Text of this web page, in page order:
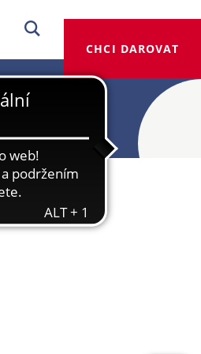
CHCI DAROVAT